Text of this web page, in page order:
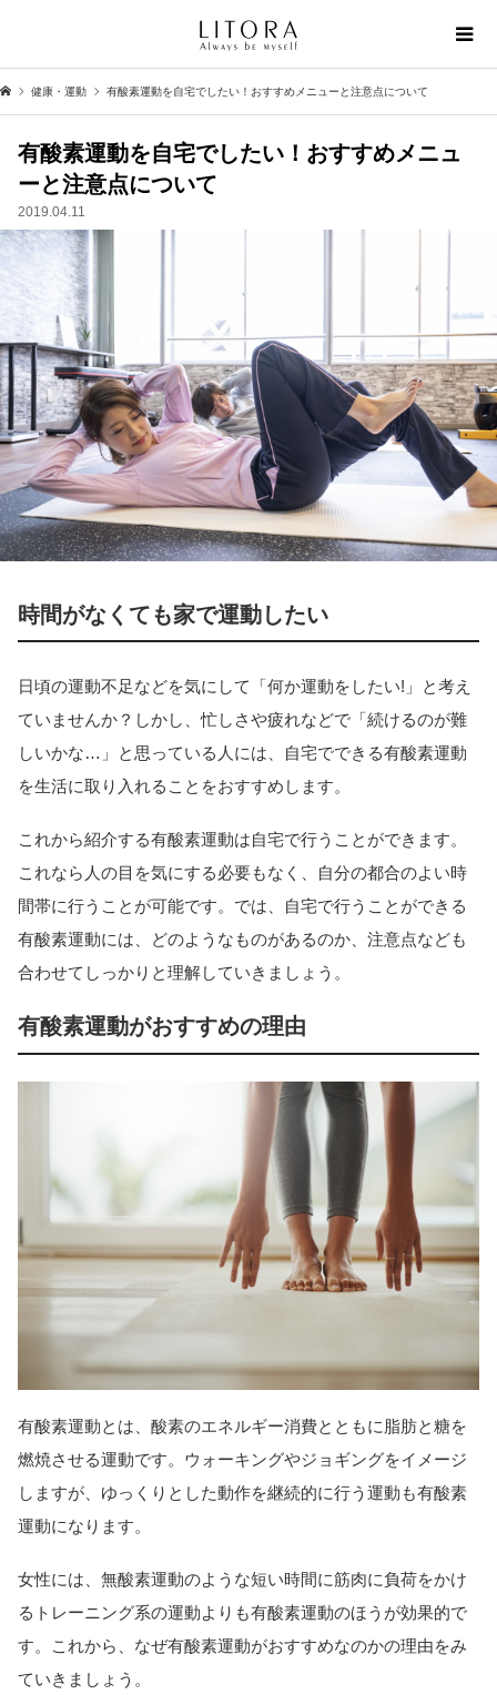
健康・運動 有酸素運動を自宅でしたい！おすすめメニューと注意点について
有酸素運動を自宅でしたい！おすすめメニュ
ーと注意点について
2019.04.11
時間がなくても家で運動したい
日頃の運動不足などを気にして「何か運動をしたい!」と考え
ていませんか？しかし、忙しさや疲れなどで「続けるのが難
しいかな…」と思っている人には、自宅でできる有酸素運動
を生活に取り入れることをおすすめします。
これから紹介する有酸素運動は自宅で行うことができます。
これなら人の目を気にする必要もなく、自分の都合のよい時
間帯に行うことが可能です。では、自宅で行うことができる
有酸素運動には、どのようなものがあるのか、注意点なども
合わせてしっかりと理解していきましょう。
有酸素運動がおすすめの理由
有酸素運動とは、酸素のエネルギー消費とともに脂肪と糖を
燃焼させる運動です。ウォーキングやジョギングをイメージ
しますが、ゆっくりとした動作を継続的に行う運動も有酸素
運動になります。
女性には、無酸素運動のような短い時間に筋肉に負荷をかけ
るトレーニング系の運動よりも有酸素運動のほうが効果的で
す。これから、なぜ有酸素運動がおすすめなのかの理由をみ
ていきましょう。